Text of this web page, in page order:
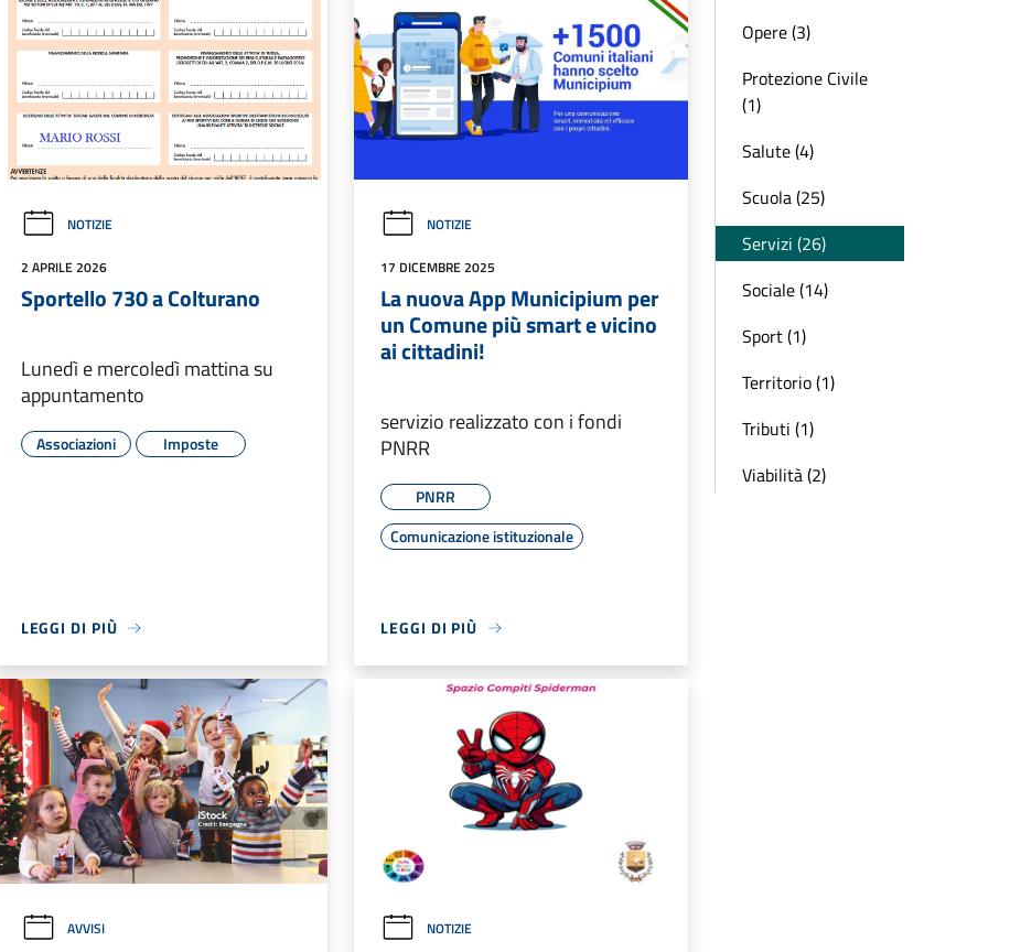
NOTIZIE
2 APRILE 2026
Sportello 730 a Colturano
Lunedì e mercoledì mattina su
appuntamento
Associazioni Imposte
LEGGI DI PIÙ
NOTIZIE
17 DICEMBRE 2025
La nuova App Municipium per
un Comune più smart e vicino
ai cittadini!
servizio realizzato con i fondi
PNRR
PNRR
Comunicazione istituzionale
LEGGI DI PIÙ
AVVISI NOTIZIE
Opere (3)
Protezione Civile
(1)
Salute (4)
Scuola (25)
Servizi (26)
Sociale (14)
Sport (1)
Territorio (1)
Tributi (1)
Viabilità (2)